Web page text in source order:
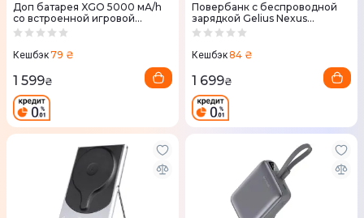
Доп батарея XGO 5000 мА/h
со встроенной игровой
консолью 500 в1 Черная
Кешбэк79 ₴
1 599₴
Повербанк с беспроводной
зарядкой Gelius Nexus
Magnetic Wireless Charge GP-
Blue)
Кешбэк84 ₴
1 699₴